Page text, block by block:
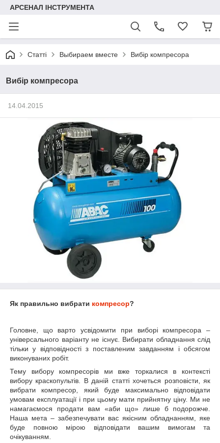
АРСЕНАЛ ІНСТРУМЕНТА
Статті Выбираем вместе Вибір компресора
Вибір компресора
14.04.2015
Як правильно вибрати компресор?
Головне, що варто усвідомити при виборі компресора –
універсального варіанту не існує. Вибирати обладнання слід
тільки у відповідності з поставленим завданням і обсягом
виконуваних робіт.
Тему вибору компресорів ми вже торкалися в контексті
вибору краскопультів. В даній статті хочеться розповісти, як
вибрати компресор, який буде максимально відповідати
умовам експлуатації і при цьому мати прийнятну ціну. Ми не
намагаємося продати вам «аби що» лише б подорожче.
Наша мета – забезпечувати вас якісним обладнанням, яке
буде повною мірою відповідати вашим вимогам та
очікуванням.